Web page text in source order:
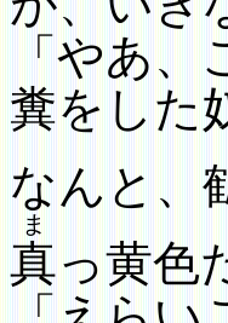
「やあ
糞をした
なんと、
真
ま
っ黄色